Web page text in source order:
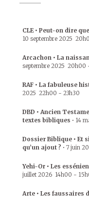
CLE • Peut-on dire
10 septembre 2025
Arcachon • La
septembre 2025 20h00
RAF • La fabuleuse
2025 22h00 - 23h30
DBD • Ancien
textes bibliques • 14
Dossier Biblique • Et
qu’un ajout ? • 7 juin
Yehi-Or • Les
juillet 2026 14h00 -
Arte • Les faussaires